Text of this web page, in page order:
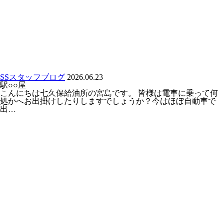
SSスタッフブログ 2026.06.23
駅○○屋
こんにちは七久保給油所の宮島です。 皆様は電車に乗って何
処かへお出掛けしたりしますでしょうか？今はほぼ自動車で
出…